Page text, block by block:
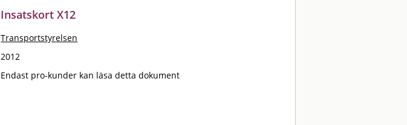
Insatskort X12
Transportstyrelsen
2012
Endast pro-kunder kan läsa detta dokument